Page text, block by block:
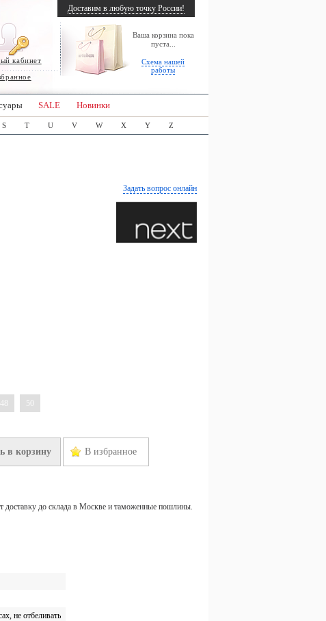
кабинет
Ваша корзина пока
пуста...
Схема нашей
работы
Доставим в любую точку России!
SALE Новинки
S T U V W X Y Z
Задать вопрос онлайн
48 50
в корзину В избранное
доставку до склада в Москве и таможенные пошлины.
не отбеливать